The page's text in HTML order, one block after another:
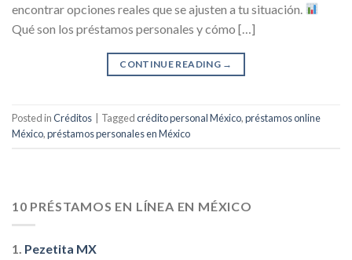
encontrar opciones reales que se ajusten a tu situación.
Qué son los préstamos personales y cómo […]
CONTINUE READING →
Posted inCréditos Taggedcrédito personal México,préstamos online
México,préstamos personales en México
10 PRÉSTAMOS EN LÍNEA EN MÉXICO
1. Pezetita MX